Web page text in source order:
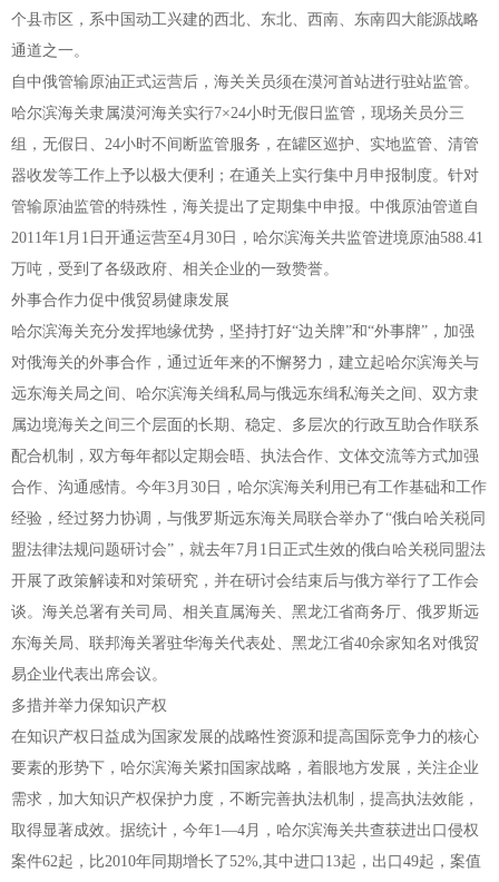
个县市区，系中国动工兴建的西北、东北、西南、东南四大能源战略
通道之一。
自中俄管输原油正式运营后，海关关员须在漠河首站进行驻站监管。
哈尔滨海关隶属漠河海关实行7×24小时无假日监管，现场关员分三
组，无假日、24小时不间断监管服务，在罐区巡护、实地监管、清管
器收发等工作上予以极大便利；在通关上实行集中月申报制度。针对
管输原油监管的特殊性，海关提出了定期集中申报。中俄原油管道自
2011年1月1日开通运营至4月30日，哈尔滨海关共监管进境原油588.41
万吨，受到了各级政府、相关企业的一致赞誉。
外事合作力促中俄贸易健康发展
哈尔滨海关充分发挥地缘优势，坚持打好“边关牌”和“外事牌”，加强
对俄海关的外事合作，通过近年来的不懈努力，建立起哈尔滨海关与
远东海关局之间、哈尔滨海关缉私局与俄远东缉私海关之间、双方隶
属边境海关之间三个层面的长期、稳定、多层次的行政互助合作联系
配合机制，双方每年都以定期会晤、执法合作、文体交流等方式加强
合作、沟通感情。今年3月30日，哈尔滨海关利用已有工作基础和工作
经验，经过努力协调，与俄罗斯远东海关局联合举办了“俄白哈关税同
盟法律法规问题研讨会”，就去年7月1日正式生效的俄白哈关税同盟法
开展了政策解读和对策研究，并在研讨会结束后与俄方举行了工作会
谈。海关总署有关司局、相关直属海关、黑龙江省商务厅、俄罗斯远
东海关局、联邦海关署驻华海关代表处、黑龙江省40余家知名对俄贸
易企业代表出席会议。
多措并举力保知识产权
在知识产权日益成为国家发展的战略性资源和提高国际竞争力的核心
要素的形势下，哈尔滨海关紧扣国家战略，着眼地方发展，关注企业
需求，加大知识产权保护力度，不断完善执法机制，提高执法效能，
取得显著成效。据统计，今年1—4月，哈尔滨海关共查获进出口侵权
案件62起，比2010年同期增长了52%,其中进口13起，出口49起，案值